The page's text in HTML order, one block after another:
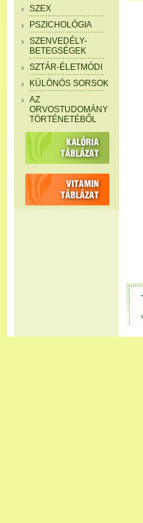
SZEX
PSZICHOLÓGIA
SZENVEDÉLY-
BETEGSÉGEK
SZTÁR-ÉLETMÓDI
KÜLÖNÖS SORSOK
AZ
ORVOSTUDOMÁNY
TÖRTÉNETÉBŐL